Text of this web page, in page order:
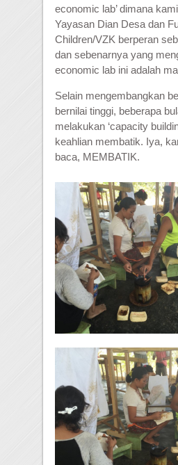
economic lab’ dimana
Yayasan Dian Desa dan
Children/VZK berperan
dan sebenarnya yang
economic lab ini adalah
Selain mengembangkan
bernilai tinggi, beberapa
melakukan ‘capacity
keahlian membatik. Iya,
baca, MEMBATIK.